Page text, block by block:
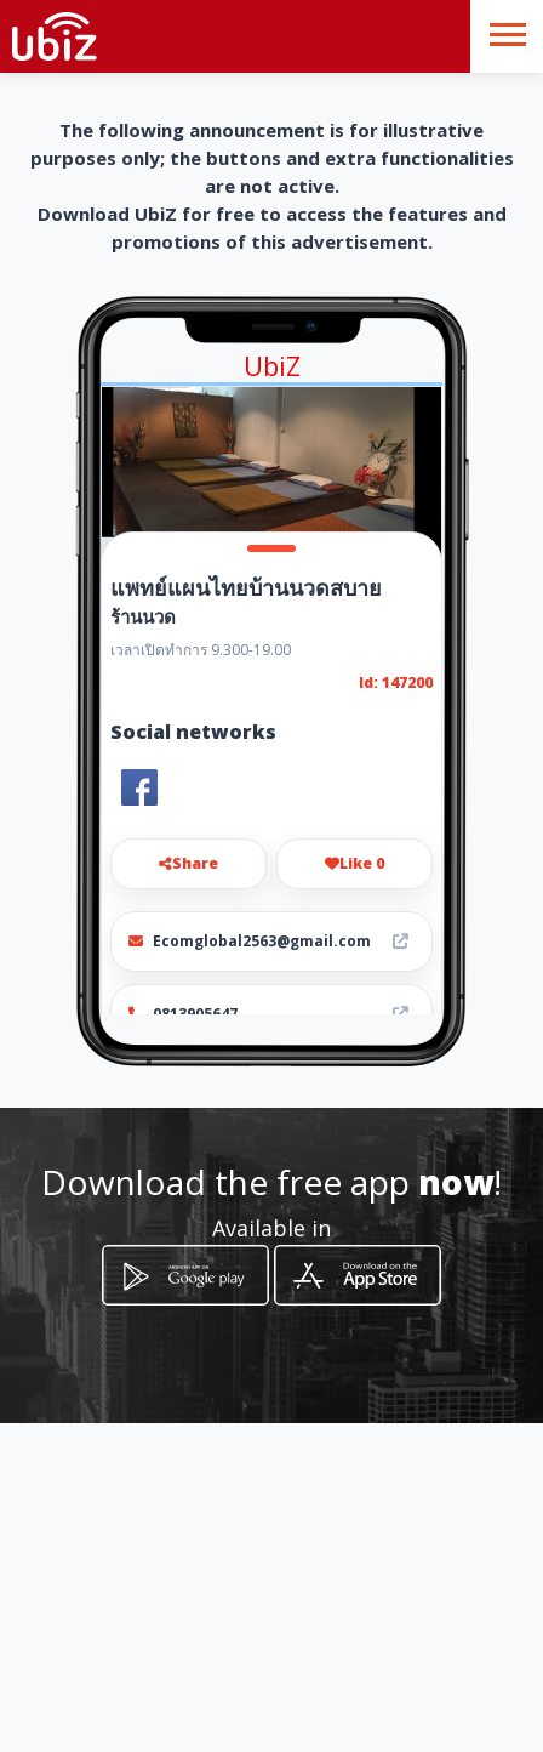
The following announcement is for illustrative
purposes only; the buttons and extra functionalities
are not active.
Download UbiZ for free to access the features and
promotions of this advertisement.
UbiZ
แพทย์แผนไทยบ้านนวดสบาย
ร้านนวด
เวลาเปิดทำการ 9.300-19.00
Id: 147200
Social networks
Share Like 0
Ecomglobal2563@gmail.com
0813905647
109/1 Moo12 Baanwan, อำเภอ
หางดง เชียงใหม่ 50230
Download the free appnow!
Available in